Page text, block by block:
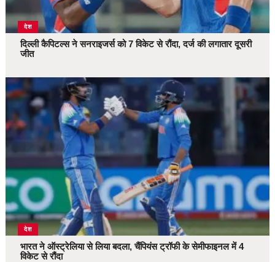
देश
दिल्ली कैपिटल्स ने सनराइजर्स को 7 विकेट से रौंदा, दर्ज की लगातार दूसरी
जीत
देश
भारत ने ऑस्ट्रेलिया से लिया बदला, चैंपियंस ट्रॉफी के सेमीफाइनल में 4
विकेट से रौंदा